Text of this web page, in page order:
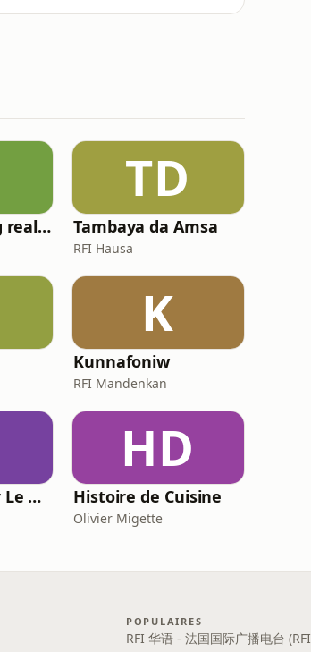
XLR8 - Bringing real-w orld learnings and experiences in Life Sciences
TD
Tambaya da Amsa
RFI Hausa
K
Kunnafoniw
RFI Mandenkan
Tuto Conquérir Le Monde
HD
Histoire de Cuisine
Olivier Migette
POPULAIRES
RFI 华语 - 法国国际广播电台 (RFI